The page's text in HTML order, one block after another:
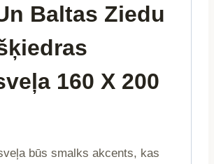
Baltas Ziedu
160 X 200
būs smalks akcents, kas